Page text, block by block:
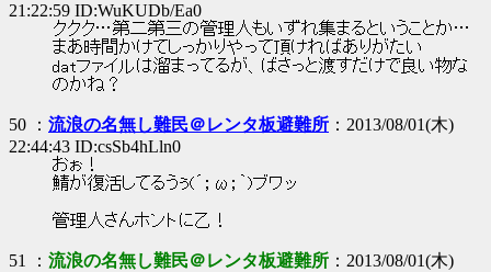
21:22:59 ID:WuKUDb/Ea0
ククク…第二第三の管理人もいずれ集まるということか…
まあ時間かけてしっかりやって頂ければありがたい
datファイルは溜まってるが、ばさっと渡すだけで良い物な
のかね？
50 ： 流浪の名無し難民＠レンタ板避難所 ：2013/08/01(木)
22:44:43 ID:csSb4hLln0
おぉ！
鯖が復活してるうぅ(´；ω；｀)ブワッ
管理人さんホントに乙！
51 ： 流浪の名無し難民＠レンタ板避難所 ：2013/08/01(木)